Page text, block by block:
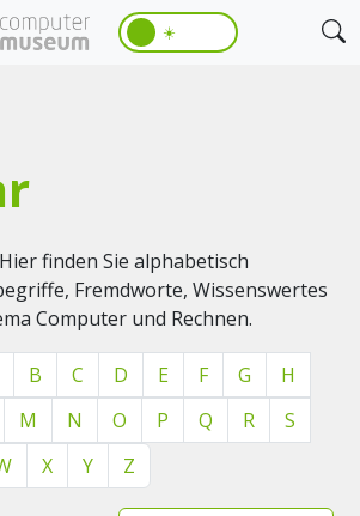
☀️
finden Sie alphabetisch
Fremdworte, Wissenswertes
Computer und Rechnen.
B C D E F G
H
M N O P Q R
S
X Y Z